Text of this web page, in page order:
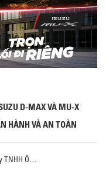
D-MAX VÀ MU-X
HÀNH VÀ AN TOÀN
TNHH Ô…